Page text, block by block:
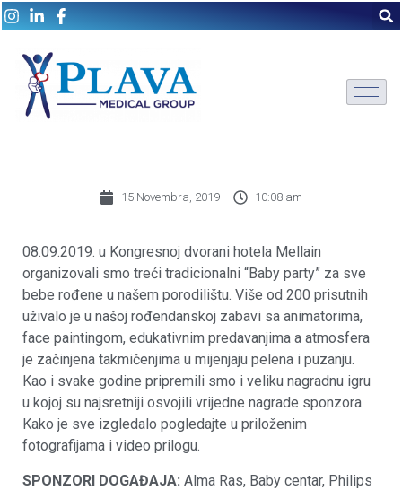
15 Novembra, 2019 10:08 am
08.09.2019. u Kongresnoj dvorani hotela Mellain
organizovali smo treći tradicionalni “Baby party” za sve
bebe rođene u našem porodilištu. Više od 200 prisutnih
uživalo je u našoj rođendanskoj zabavi sa animatorima,
face paintingom, edukativnim predavanjima a atmosfera
je začinjena takmičenjima u mijenjaju pelena i puzanju.
Kao i svake godine pripremili smo i veliku nagradnu igru
u kojoj su najsretniji osvojili vrijedne nagrade sponzora.
Kako je sve izgledalo pogledajte u priloženim
fotografijama i video prilogu.
SPONZORI DOGAĐAJA: Alma Ras, Baby centar, Philips